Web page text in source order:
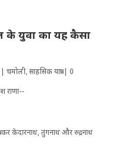
के युवा का यह कैसा
चमोली,साहसिक यात्रा| 0
कर केदारनाथ, तुंगनाथ और रुद्रनाथ